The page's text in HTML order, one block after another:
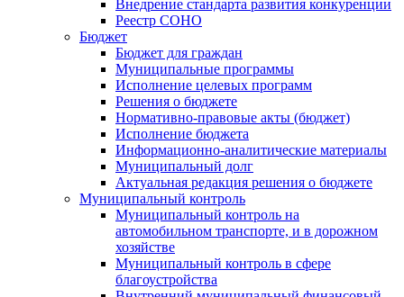
Внедрение стандарта развития конкуренции
Реестр СОНО
Бюджет
Бюджет для граждан
Муниципальные программы
Исполнение целевых программ
Решения о бюджете
Нормативно-правовые акты (бюджет)
Исполнение бюджета
Информационно-аналитические материалы
Муниципальный долг
Актуальная редакция решения о бюджете
Муниципальный контроль
Муниципальный контроль на
автомобильном транспорте, и в дорожном
хозяйстве
Муниципальный контроль в сфере
благоустройства